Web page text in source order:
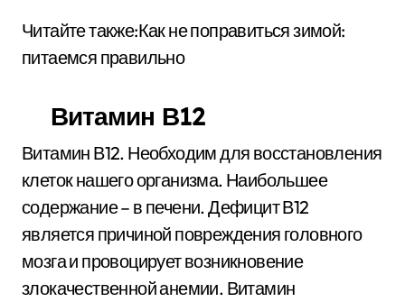
Читайте также:Как не поправиться зимой:
питаемся правильно
Витамин В12
Витамин В12. Необходим для восстановления
клеток нашего организма. Наибольшее
содержание – в печени. Дефицит В12
является причиной повреждения головного
мозга и провоцирует возникновение
злокачественной анемии. Витамин